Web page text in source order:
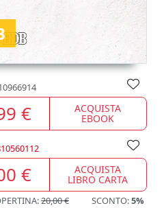
€ ACQUISTA
EBOOK
€ ACQUISTA
LIBRO CARTA
20,00 € SCONTO:5%